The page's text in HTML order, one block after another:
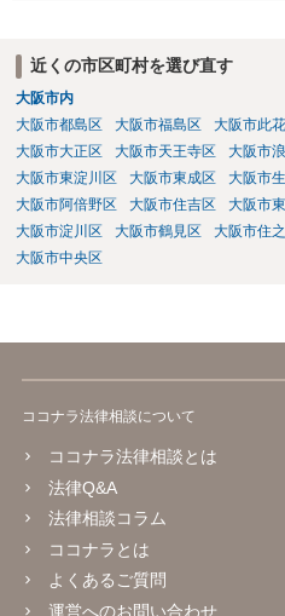
近くの市区町村を選び直す
大阪市内
大阪市都島区
大阪市福島区 大阪市此
大阪市大正区
大阪市天王寺区 大阪市
大阪市東淀川区
大阪市東成区 大阪市
大阪市阿倍野区
大阪市住吉区 大阪市
大阪市淀川区
大阪市鶴見区 大阪市住
大阪市中央区
ココナラ法律相談について
ココナラ法律相談とは
法律Q&A
法律相談コラム
ココナラとは
よくあるご質問
運営へのお問い合わせ